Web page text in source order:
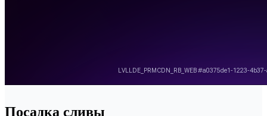
Посадка сливы